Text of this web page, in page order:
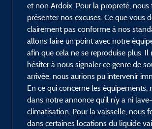
et non Ardoix. Pour la propreté, nous
présenter nos excuses. Ce que vous
clairement pas conforme à nos
allons faire un point avec notre
afin que cela ne se reproduise plus. Il
hésiter à nous signaler ce genre de
arrivée, nous aurions pu intervenir
En ce qui concerne les équipements,
dans notre annonce qu’il n’y a ni
climatisation. Pour la vaisselle, nous
dans certaines locations du liquide